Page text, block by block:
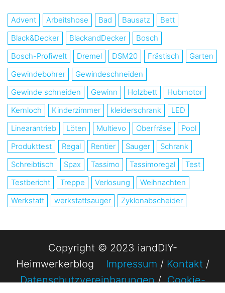
Advent Arbeitshose Bad Bausatz
Bett
Black&Decker
BlackandDecker
Bosch
Bosch-Profiwelt
Dremel DSM20 Frästisch
Garten
Gewindebohrer
Gewindeschneiden
Gewinde schneiden
Gewinn Holzbett
Hubmotor
Kernloch
Kinderzimmer kleiderschrank
LED
Linearantrieb
Löten Multievo Oberfräse
Pool
Produkttest
Regal Rentier Sauger
Schrank
Schreibtisch
Spax Tassimo Tassimoregal
Test
Testbericht
Treppe Verlosung
Weihnachten
Werkstatt
werkstattsauger Zyklonabscheider
Copyright © 2023 iandDIY-
Heimwerkerblog
Impressum / Kontakt/
Datenschutzvereinbarungen/Cookie-